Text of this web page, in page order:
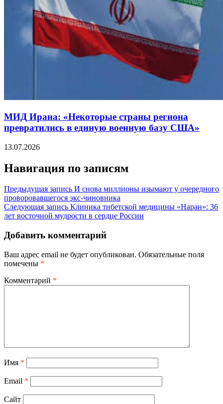
МИД Ирана: «Некоторые страны региона
превратились в единую военную базу США»
13.07.2026
Навигация по записям
Предыдущая запись И снова миллионы изымают у очередного
проворовавшегося экс-чиновника
Следующая запись Клиника тибетской медицины «Наран»: 36
лет восточной мудрости в сердце России
Добавить комментарий
Ваш адрес email не будет опубликован. Обязательные поля
помечены *
Комментарий *
Имя *
Email *
Сайт